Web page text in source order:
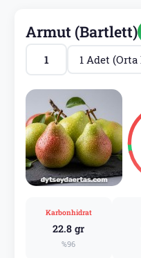
Armut (Bartlett)
Karbonhidrat
22.8 gr
%96